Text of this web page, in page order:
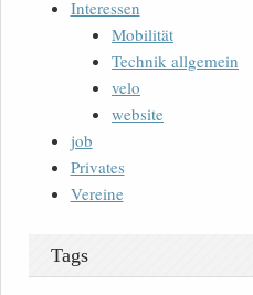
Interessen
Mobilität
Technik allgemein
velo
website
job
Privates
Vereine
Tags